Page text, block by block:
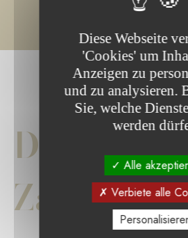
Die
Zahlen
Diese Webseite
'Cookies' um
Anzeigen zu
und zu analysieren.
Sie, welche
werden
Alle
Verbiete alle